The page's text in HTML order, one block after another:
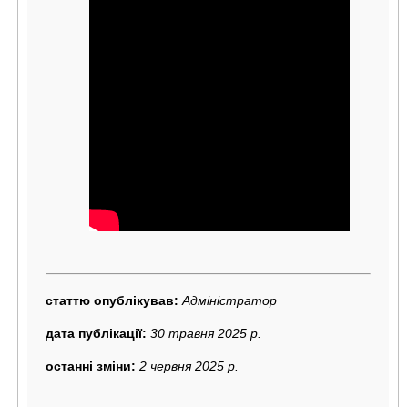
статтю опублікував: Адміністратор
дата публікації: 30 травня 2025 р.
останні зміни: 2 червня 2025 р.